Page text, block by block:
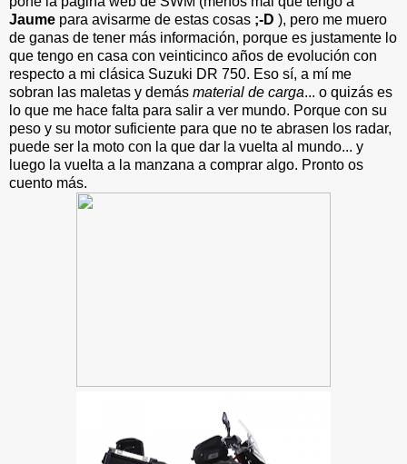
Jaume para avisarme de estas cosas ;-D ), pero me muero
de ganas de tener más información, porque es justamente lo
que tengo en casa con veinticinco años de evolución con
respecto a mi clásica Suzuki DR 750. Eso sí, a mí me
sobran las maletas y demás material de carga... o quizás es
lo que me hace falta para salir a ver mundo. Porque con su
peso y su motor suficiente para que no te abrasen los radar,
puede ser la moto con la que dar la vuelta al mundo... y
luego la vuelta a la manzana a comprar algo. Pronto os
cuento más.